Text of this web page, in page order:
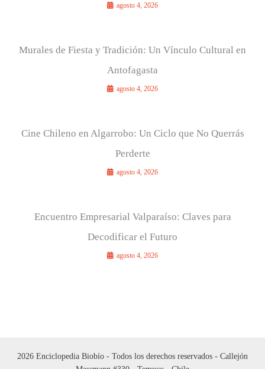
agosto 4, 2026
Murales de Fiesta y Tradición: Un Vínculo Cultural en
Antofagasta
agosto 4, 2026
Cine Chileno en Algarrobo: Un Ciclo que No Querrás
Perderte
agosto 4, 2026
Encuentro Empresarial Valparaíso: Claves para
Decodificar el Futuro
agosto 4, 2026
2026 Enciclopedia Biobío - Todos los derechos reservados - Callejón